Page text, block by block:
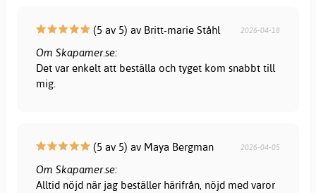
(5 av 5) av Britt-marie Ståhl 2026-04-18
Om Skapamer.se:
Det var enkelt att beställa och tyget kom snabbt till
mig.
(5 av 5) av Maya Bergman 2026-04-05
Om Skapamer.se:
Alltid nöjd när jag beställer härifrån, nöjd med varor